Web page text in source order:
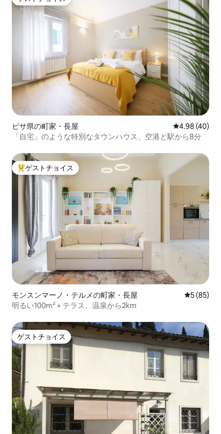
ゲストチョイス
ピサ県の町家・長屋 レビュー40
4.98 (40)
「自宅」のような特別なタウンハウス、空港と駅から8分
大好評のゲストチョイスです。
ゲストチョイス
モンスンマーノ・テルメの町家・長屋 レビュー
5 (85)
明るい100m² + テラス、温泉から2km
ゲストチョイス
ゲストチョイス